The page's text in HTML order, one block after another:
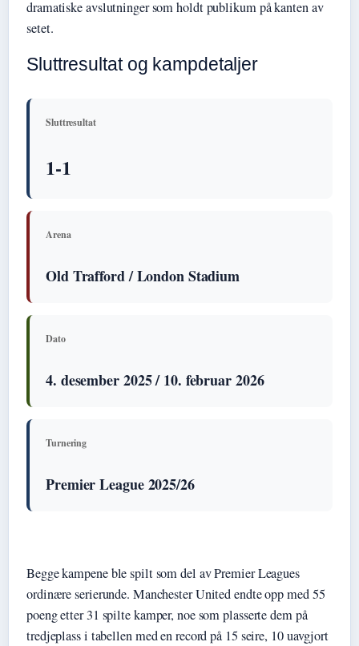
dramatiske avslutninger som holdt publikum på kanten av
setet.
Sluttresultat og kampdetaljer
Sluttresultat
1-1
Arena
Old Trafford / London Stadium
Dato
4. desember 2025 / 10. februar 2026
Turnering
Premier League 2025/26
Begge kampene ble spilt som del av Premier Leagues
ordinære serierunde. Manchester United endte opp med 55
poeng etter 31 spilte kamper, noe som plasserte dem på
tredjeplass i tabellen med en record på 15 seire, 10 uavgjort